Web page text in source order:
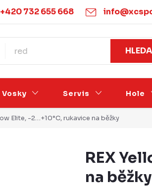
+420 732 655 668
Obchodní podmínky Ochrana
Vosky Servis Hole
Elite, -2…+10°C, rukavice na běžky
REX
na běžky